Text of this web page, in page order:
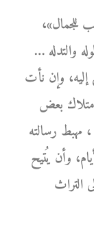
للجمال»،
والتدله …
وإن نأت
بعض
مهبط رسالته
وأن يُتيح
التراث